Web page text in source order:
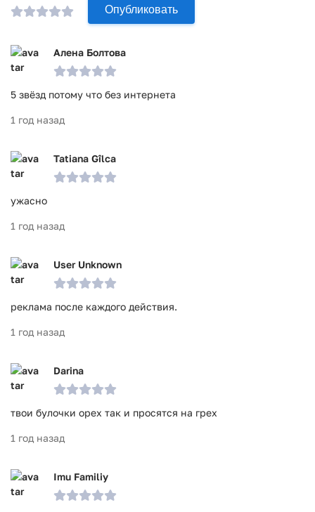
Опубликовать
Алена Болтова
5 звёзд потому что без интернета
1 год назад
Tatiana Gîlca
ужасно
1 год назад
User Unknown
реклама после каждого действия.
1 год назад
Darina
твои булочки орех так и просятся на грех
1 год назад
Imu Familiy